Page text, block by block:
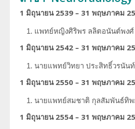
1 มิถุนายน 2539 – 31 พฤษภาคม
แพทย์หญิงศิริพร ลลิตอนันต์พงศ์
1 มิถุนายน 2542 – 31 พฤษภาคม
นายแพทย์วิทยา ประสิทธิ์วรนันท์
1 มิถุนายน 2550 – 31 พฤษภาคม
นายแพทย์สมชาติ กุลสัมพันธ์ทิพ
1 มิถุนายน 2554 – 31 พฤษภาคม